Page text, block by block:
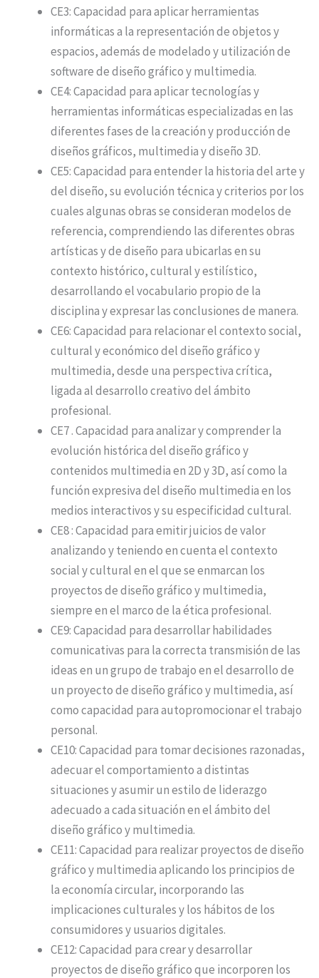
CE3: Capacidad para aplicar herramientas
informáticas a la representación de objetos y
espacios, además de modelado y utilización de
software de diseño gráfico y multimedia.
CE4: Capacidad para aplicar tecnologías y
herramientas informáticas especializadas en las
diferentes fases de la creación y producción de
diseños gráficos, multimedia y diseño 3D.
CE5: Capacidad para entender la historia del arte y
del diseño, su evolución técnica y criterios por los
cuales algunas obras se consideran modelos de
referencia, comprendiendo las diferentes obras
artísticas y de diseño para ubicarlas en su
contexto histórico, cultural y estilístico,
desarrollando el vocabulario propio de la
disciplina y expresar las conclusiones de manera.
CE6: Capacidad para relacionar el contexto social,
cultural y económico del diseño gráfico y
multimedia, desde una perspectiva crítica,
ligada al desarrollo creativo del ámbito
profesional.
CE7 . Capacidad para analizar y comprender la
evolución histórica del diseño gráfico y
contenidos multimedia en 2D y 3D, así como la
función expresiva del diseño multimedia en los
medios interactivos y su especificidad cultural.
CE8 : Capacidad para emitir juicios de valor
analizando y teniendo en cuenta el contexto
social y cultural en el que se enmarcan los
proyectos de diseño gráfico y multimedia,
siempre en el marco de la ética profesional.
CE9: Capacidad para desarrollar habilidades
comunicativas para la correcta transmisión de las
ideas en un grupo de trabajo en el desarrollo de
un proyecto de diseño gráfico y multimedia, así
como capacidad para autopromocionar el trabajo
personal.
CE10: Capacidad para tomar decisiones razonadas,
adecuar el comportamiento a distintas
situaciones y asumir un estilo de liderazgo
adecuado a cada situación en el ámbito del
diseño gráfico y multimedia.
CE11: Capacidad para realizar proyectos de diseño
gráfico y multimedia aplicando los principios de
la economía circular, incorporando las
implicaciones culturales y los hábitos de los
consumidores y usuarios digitales.
CE12: Capacidad para crear y desarrollar
proyectos de diseño gráfico que incorporen los